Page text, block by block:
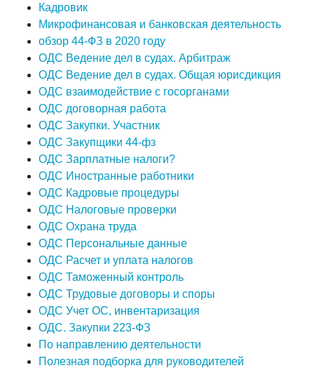
Кадровик
Микрофинансовая и банковская деятельность
обзор 44-ФЗ в 2020 году
ОДС Ведение дел в судах. Арбитраж
ОДС Ведение дел в судах. Общая юрисдикция
ОДС взаимодействие с госорганами
ОДС договорная работа
ОДС Закупки. Участник
ОДС Закупщики 44-фз
ОДС Зарплатные налоги?
ОДС Иностранные работники
ОДС Кадровые процедуры
ОДС Налоговые проверки
ОДС Охрана труда
ОДС Персональные данные
ОДС Расчет и уплата налогов
ОДС Таможенный контроль
ОДС Трудовые договоры и споры
ОДС Учет ОС, инвентаризация
ОДС. Закупки 223-ФЗ
По направлению деятельности
Полезная подборка для руководителей